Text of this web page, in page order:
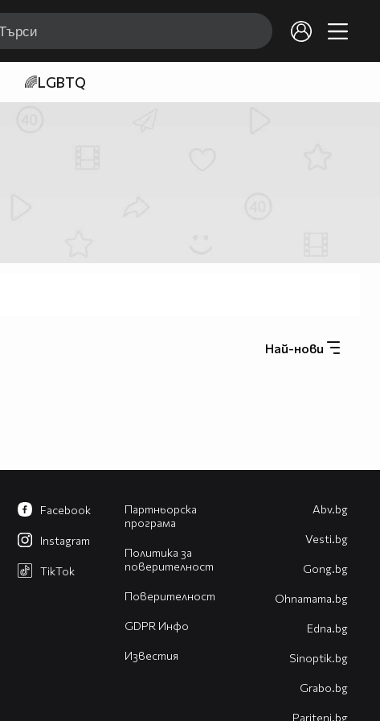
🌈LGBTQ
Най-нови
Партньорска
програма
Политика за
поверителност
Поверителност
GDPR Инфо
Известия
Facebook
Instagram
TikTok
Abv.bg
Vesti.bg
Gong.bg
Оhnamama.bg
Edna.bg
Sinoptik.bg
Grabo.bg
Pariteni.bg